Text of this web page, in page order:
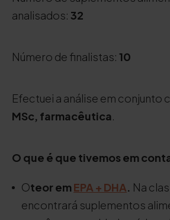
analisados: 32
Número de finalistas: 10
Efectuei a análise em conjunto
MSc, farmacêutica.
O que é que tivemos em
Oteor emEPA + DHA. Na
encontrará suplementos